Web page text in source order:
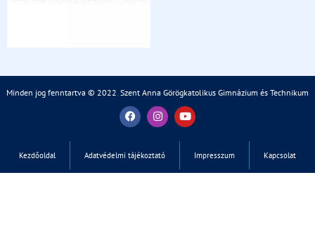
Minden jog fenntartva © 2022 Szent Anna Görögkatolikus Gimnázium és Technikum
Kezdőoldal Adatvédelmi tájékoztató Impresszum Kapcsolat